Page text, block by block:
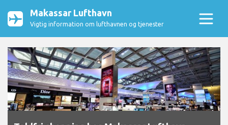
Makassar Lufthavn
Vigtig information om lufthavnen og tjenester